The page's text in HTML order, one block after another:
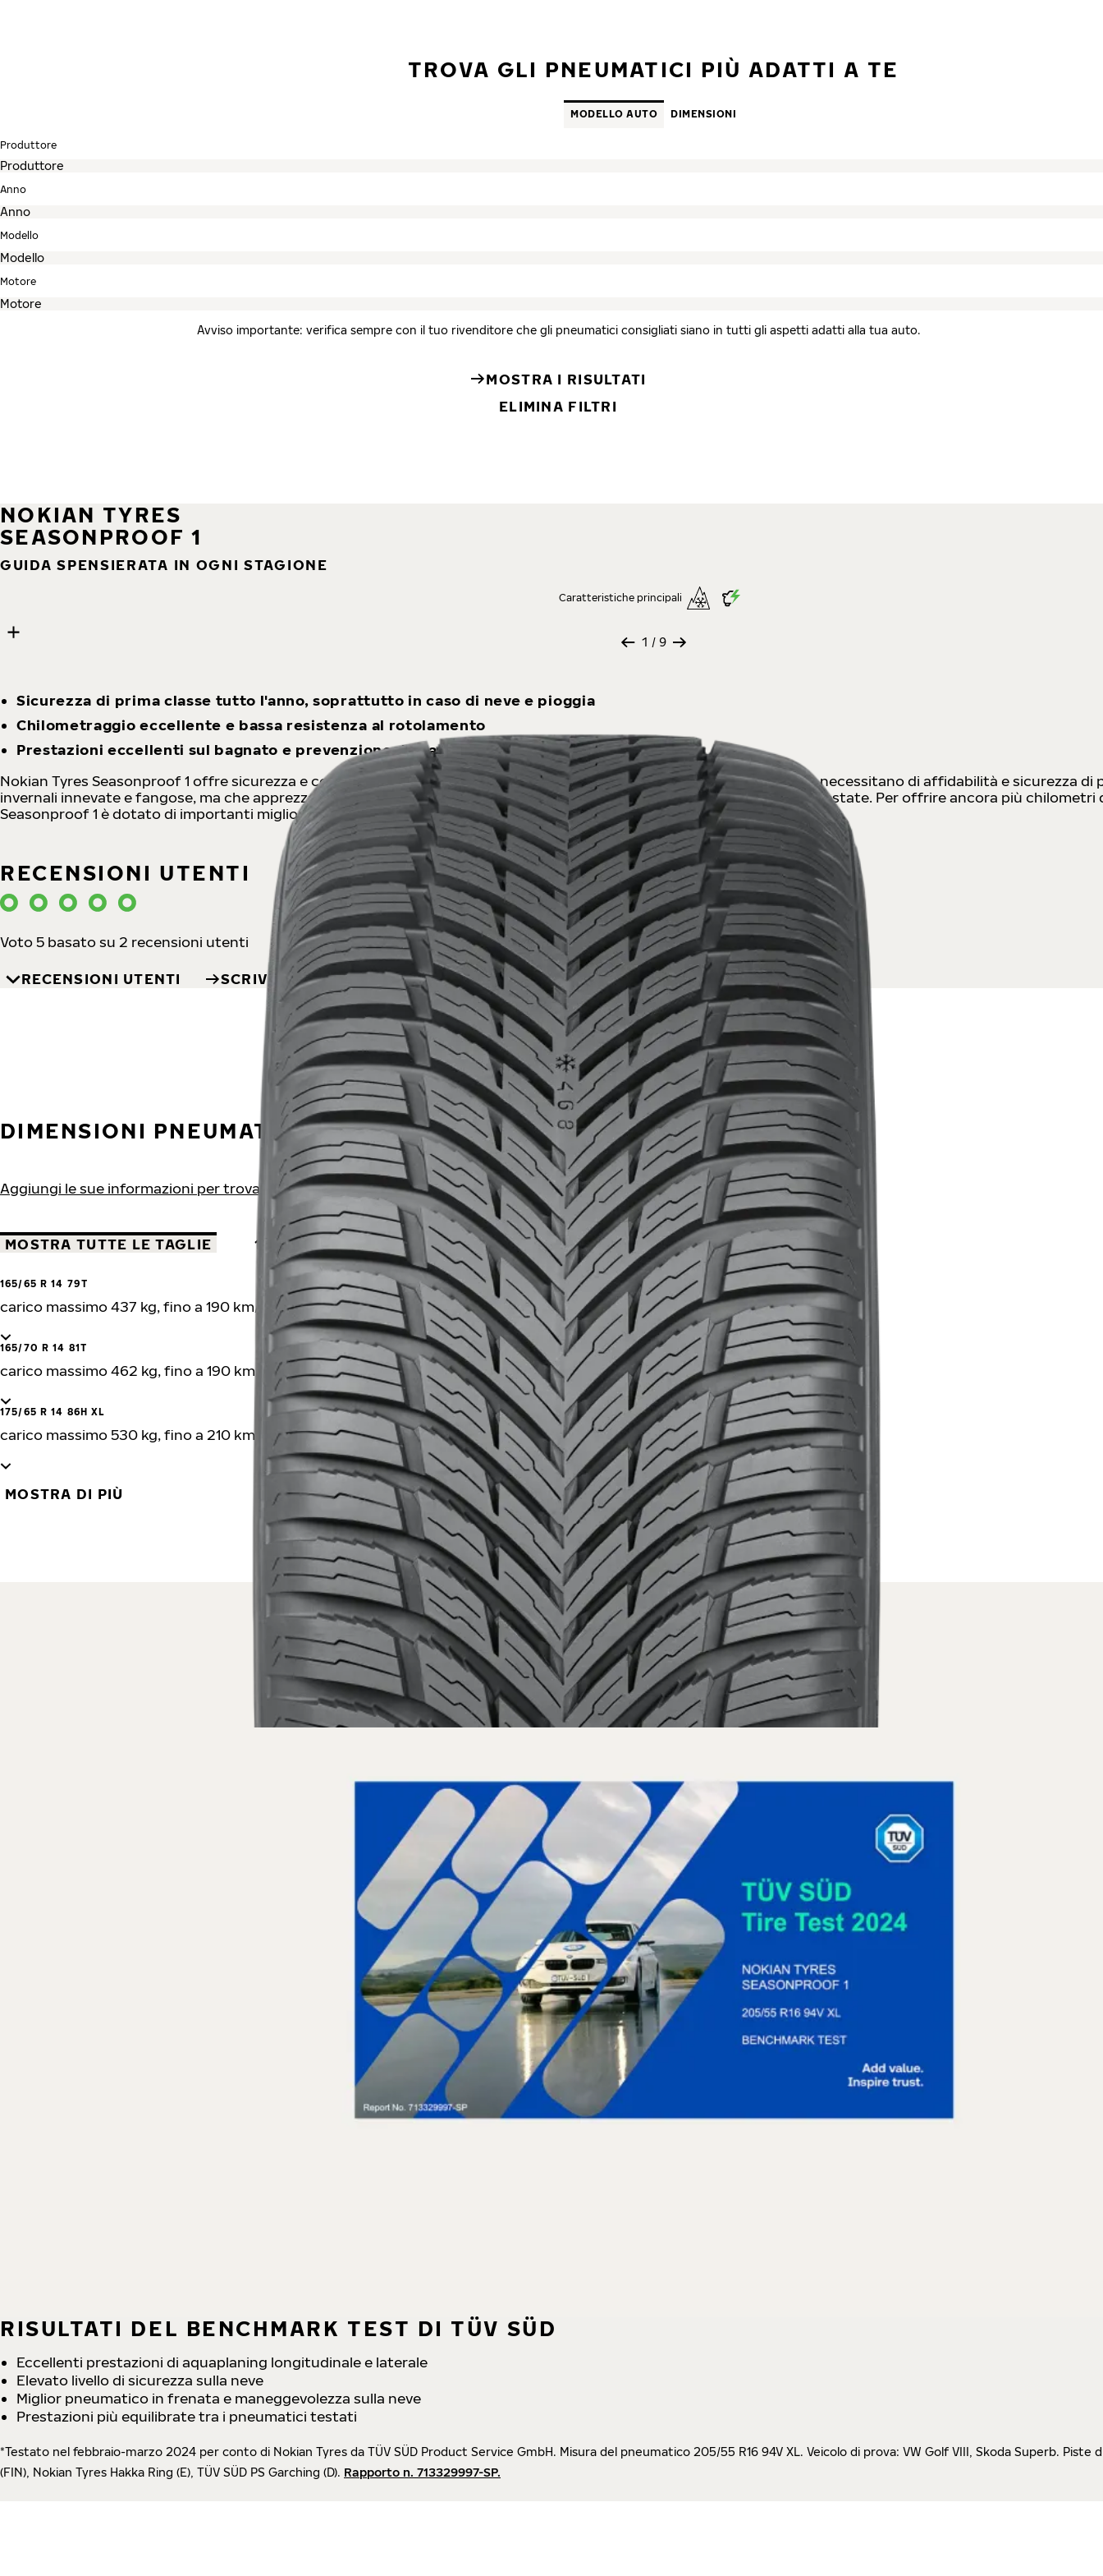
TROVA GLI PNEUMATICI PIÙ ADATTI A TE
MODELLO AUTO DIMENSIONI
Produttore
Anno
Modello
Motore
Avviso importante: verifica sempre con il tuo rivenditore che gli pneumatici consigliati siano in tutti gli aspetti adatti alla tua auto.
MOSTRA I RISULTATI
ELIMINA FILTRI
9 images
Skip media gallery
1 / 9
NOKIAN TYRES
SEASONPROOF 1
GUIDA SPENSIERATA IN OGNI STAGIONE
Nokian Tyres Seasonproof 1 offre sicurezza e comodità per ogni giorno dell'anno. È progettato per gli automobilisti che necessitano di affidabilità e sicurezza di
invernali innevate e fangose, ma che apprezzano anche prestazioni di prima classe e sensazione di guida senza sforzo in estate. Per offrire ancora più chilometri
Seasonproof 1 è dotato di importanti miglioramenti nel chilometraggio.
Sicurezza di prima classe tutto l'anno, soprattutto in caso di neve e pioggia
Chilometraggio eccellente e bassa resistenza al rotolamento
Prestazioni eccellenti sul bagnato e prevenzione dell'aquaplaning
RECENSIONI UTENTI
Voto 5 basato su 2 recensioni utenti
RECENSIONI UTENTI SCRIVI UNA RECENSIONE
Caratteristiche principali
DIMENSIONI PNEUMATICI
Aggiungi le sue informazioni per trovare gli pneumatici
MOSTRA TUTTE LE TAGLIE 14" 16" 17" 18" 19"
165/65 R 14 79T
carico massimo 437 kg, fino a 190 km/h
165/70 R 14 81T
carico massimo 462 kg, fino a 190 km/h
175/65 R 14 86H XL
carico massimo 530 kg, fino a 210 km/h
MOSTRA DI PIÙ
RISULTATI DEL BENCHMARK TEST DI TÜV SÜD
Eccellenti prestazioni di aquaplaning longitudinale e laterale
Elevato livello di sicurezza sulla neve
Miglior pneumatico in frenata e maneggevolezza sulla neve
Prestazioni più equilibrate tra i pneumatici testati
*Testato nel febbraio-marzo 2024 per conto di Nokian Tyres da TÜV SÜD Product Service GmbH. Misura del pneumatico 205/55 R16 94V XL. Veicolo di prova: VW Golf VIII, Skoda Superb. Piste
(FIN), Nokian Tyres Hakka Ring (E), TÜV SÜD PS Garching (D). Rapporto n. 713329997-SP.